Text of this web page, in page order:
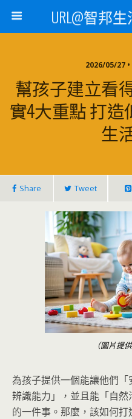
URL@智邦
2026/05/27
幫孩子建立看
實4大重點 打
生
Share Tweet
（圖片提
為孩子提供一個能讓他們
辨識能力」，並且能「自
的一件事。那麼，該如何